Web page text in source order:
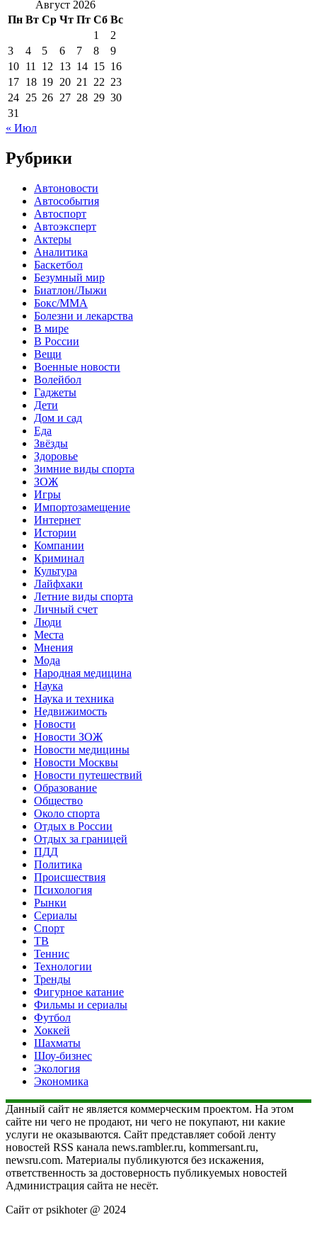
Август 2026
Пн Вт Ср Чт Пт Сб Вс
1
2
3
4 5 6 7 8
9
10 11 12 13 14 15 16
17 18 19 20 21 22 23
24 25 26 27 28 29 30
31
« Июл
Рубрики
Автоновости
Автособытия
Автоспорт
Автоэксперт
Актеры
Аналитика
Баскетбол
Безумный мир
Биатлон/Лыжи
Бокс/MMA
Болезни и лекарства
В мире
В России
Вещи
Военные новости
Волейбол
Гаджеты
Дети
Дом и сад
Еда
Звёзды
Здоровье
Зимние виды спорта
ЗОЖ
Игры
Импортозамещение
Интернет
Истории
Компании
Криминал
Культура
Лайфхаки
Летние виды спорта
Личный счет
Люди
Места
Мнения
Мода
Народная медицина
Наука
Наука и техника
Недвижимость
Новости
Новости ЗОЖ
Новости медицины
Новости Москвы
Новости путешествий
Образование
Общество
Около спорта
Отдых в России
Отдых за границей
ПДД
Политика
Происшествия
Психология
Рынки
Сериалы
Спорт
ТВ
Теннис
Технологии
Тренды
Фигурное катание
Фильмы и сериалы
Футбол
Хоккей
Шахматы
Шоу-бизнес
Экология
Экономика
Данный сайт не является коммерческим проектом. На этом
сайте ни чего не продают, ни чего не покупают, ни какие
услуги не оказываются. Сайт представляет собой ленту
новостей RSS канала news.rambler.ru, kommersant.ru,
newsru.com. Материалы публикуются без искажения,
ответственность за достоверность публикуемых новостей
Администрация сайта не несёт.
Сайт от psikhoter @ 2024